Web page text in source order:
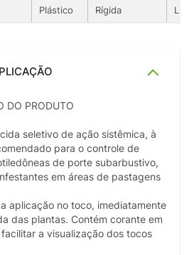
Plástico Rígida
DO PRODUTO
seletivo de ação sistêmica, à
para o controle de
de porte subarbustivo,
em áreas de pastagens
aplicação no toco, imediatamente
das plantas. Contém corante em
a visualização dos tocos